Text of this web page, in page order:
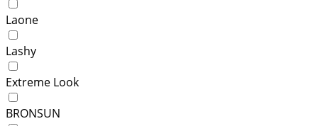
Laone
Lashy
Extreme Look
BRONSUN